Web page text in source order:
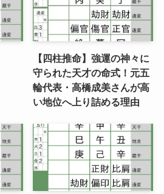
【四柱推命】強運の神々に
守られた天才の命式！元五
輪代表・高橋成美さんが高
い地位へ上り詰める理由